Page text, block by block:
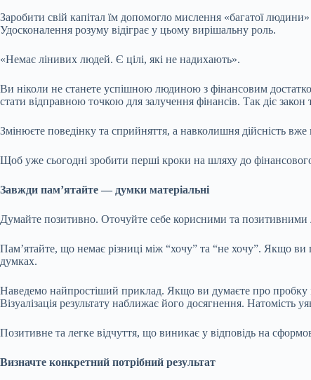
Заробити свій капітал їм допомогло мислення «багатої
Удосконалення розуму відіграє у цьому вирішальну роль.
«Немає лінивих людей. Є цілі, які не надихають».
Ви ніколи не станете успішною людиною з фінансовим
стати відправною точкою для залучення фінансів. Так діє
Змінюєте поведінку та сприйняття, а навколишня дійсність
Щоб уже сьогодні зробити перші кроки на шляху до
Завжди пам’ятайте — думки матеріальні
Думайте позитивно. Оточуйте себе корисними та позитивними
Пам’ятайте, що немає різниці між “хочу” та “не хочу”. Якщо
думках.
Наведемо найпростіший приклад. Якщо ви думаєте про пробку
Візуалізація результату наближає його досягнення.
Позитивне та легке відчуття, що виникає у відповідь на
Визначте конкретний потрібний результат